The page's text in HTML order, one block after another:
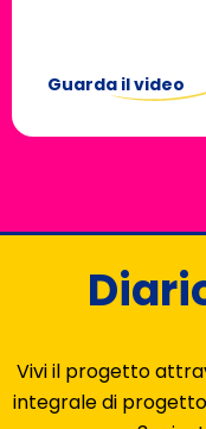
Guarda il video
Vivi il progetto
integrale di